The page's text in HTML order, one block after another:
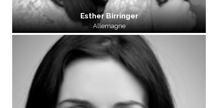
Esther Birringer
Allemagne